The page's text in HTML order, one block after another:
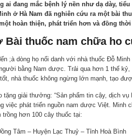
ai đang mắc bệnh lý nền như dạ dày,
ở Hà Nam đã nghiên cứu ra một bài
hoàn thiện, phát triển hơn và đồng
Bài thuốc nam chữa ho
;à dòng họ nổi danh với nhà thuốc Đỗ
bằng Nam dược. Trải qua hơn 1 thế
nhà thuốc không ngừng lớn mạnh, tạo
giải thưởng: “Sản phẩm tin cậy, dịch
việc phát triển nguồn nam dược Việt. Minh
hơn 100 cây thuốc tại:
Tâm – Huyện Lạc Thuỷ – Tỉnh Hoà Bình